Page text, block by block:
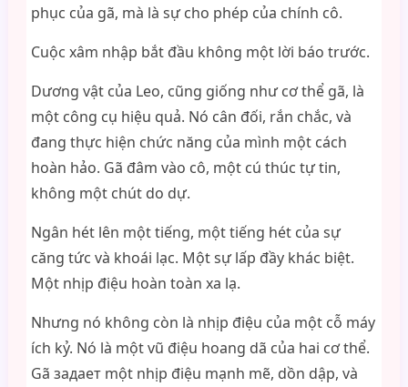
phục của gã, mà là sự cho phép của chính cô.
Cuộc xâm nhập bắt đầu không một lời báo trước.
Dương vật của Leo, cũng giống như cơ thể gã, là
một công cụ hiệu quả. Nó cân đối, rắn chắc, và
đang thực hiện chức năng của mình một cách
hoàn hảo. Gã đâm vào cô, một cú thúc tự tin,
không một chút do dự.
Ngân hét lên một tiếng, một tiếng hét của sự
căng tức và khoái lạc. Một sự lấp đầy khác biệt.
Một nhịp điệu hoàn toàn xa lạ.
Nhưng nó không còn là nhịp điệu của một cỗ máy
ích kỷ. Nó là một vũ điệu hoang dã của hai cơ thể.
Gã задает một nhịp điệu mạnh mẽ, dồn dập, và